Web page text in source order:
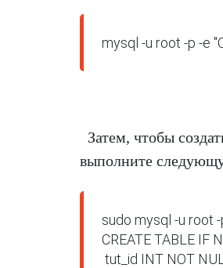
mysql -u root -p -e
Затем, чтобы
выполните
sudo mysql -u root
CREATE TABLE IF
tut_id INT NOT NULL AUTO_INCREMENT,